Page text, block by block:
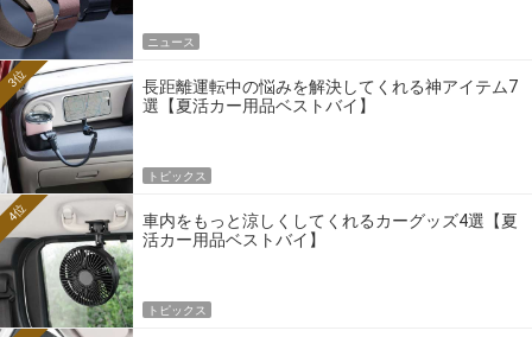
ニュース
長距離運転中の悩みを解決してくれる神アイテム7
選【夏活カー用品ベストバイ】
3位
トピックス
車内をもっと涼しくしてくれるカーグッズ4選【夏
活カー用品ベストバイ】
4位
トピックス